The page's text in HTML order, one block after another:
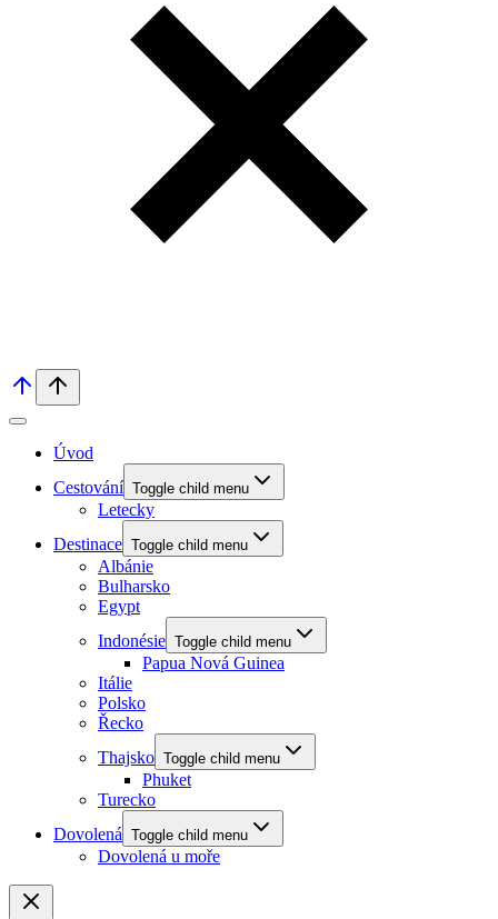
Úvod
Cestování Toggle child menu
Letecky
Destinace Toggle child menu
Albánie
Bulharsko
Egypt
Indonésie Toggle child menu
Papua Nová Guinea
Itálie
Polsko
Řecko
Thajsko Toggle child menu
Phuket
Turecko
Dovolená Toggle child menu
Dovolená u moře